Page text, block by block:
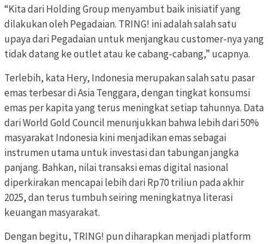
“Kita dari Holding Group menyambut baik inisiatif yang
dilakukan oleh Pegadaian. TRING! ini adalah salah satu
upaya dari Pegadaian untuk menjangkau customer-nya yang
tidak datang ke outlet atau ke cabang-cabang,” ucapnya.
Terlebih, kata Hery, Indonesia merupakan salah satu pasar
emas terbesar di Asia Tenggara, dengan tingkat konsumsi
emas per kapita yang terus meningkat setiap tahunnya. Data
dari World Gold Council menunjukkan bahwa lebih dari 50%
masyarakat Indonesia kini menjadikan emas sebagai
instrumen utama untuk investasi dan tabungan jangka
panjang. Bahkan, nilai transaksi emas digital nasional
diperkirakan mencapai lebih dari Rp70 triliun pada akhir
2025, dan terus tumbuh seiring meningkatnya literasi
keuangan masyarakat.
Dengan begitu, TRING! pun diharapkan menjadi platform